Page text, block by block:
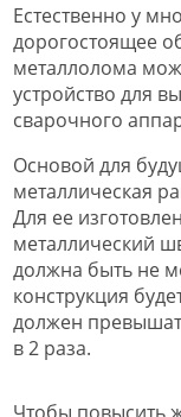
Естественно у
дорогостоящее
металлолома
устройство для
сварочного
Основой для
металлическая
Для ее
металлический
должна быть не
конструкция
должен
в 2 раза.